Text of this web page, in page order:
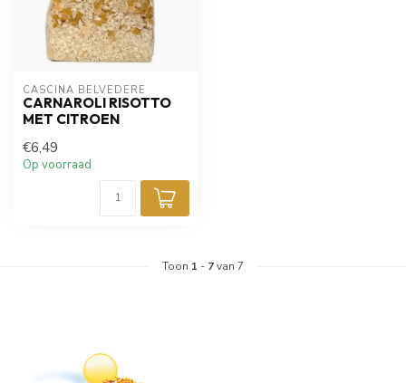
CASCINA BELVEDERE
CARNAROLI RISOTTO
MET CITROEN
€6,49
Op voorraad
Toon 1 - 7van 7